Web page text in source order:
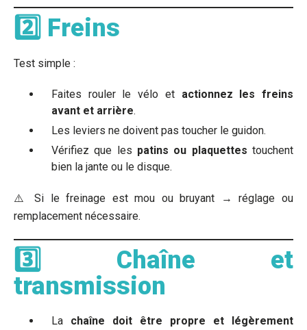
2️⃣ Freins
Test simple :
Faites rouler le vélo et actionnez les freins
avant et arrière.
Les leviers ne doivent pas toucher le guidon.
Vérifiez que les patins ou plaquettes touchent
bien la jante ou le disque.
⚠️ Si le freinage est mou ou bruyant → réglage ou
remplacement nécessaire.
3️⃣ Chaîne et
transmission
La chaîne doit être propre et légèrement